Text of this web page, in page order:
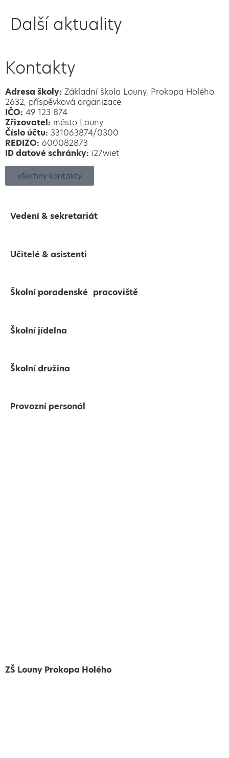
Další aktuality
Kontakty
Adresa školy: Základní škola Louny, Prokopa Holého
2632, příspěvková organizace
IČO: 49 123 874
Zřizovatel: město Louny
Číslo účtu: 331063874/0300
REDIZO: 600082873
ID datové schránky: i27wiet
všechny kontakty
Vedení & sekretariát
Učitelé & asistenti
Školní poradenské pracoviště
Školní jídelna
Školní družina
Provozní personál
ZŠ Louny Prokopa Holého